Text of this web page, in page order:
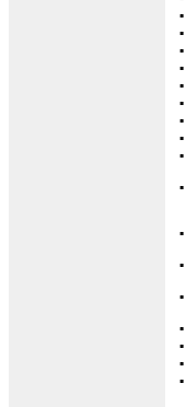
▪
▪
▪
▪
▪
▪
▪
▪
▪
▪
▪
▪
▪
▪
▪
▪
▪